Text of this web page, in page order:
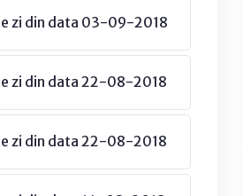
zi din data 03-09-2018
zi din data 22-08-2018
zi din data 22-08-2018